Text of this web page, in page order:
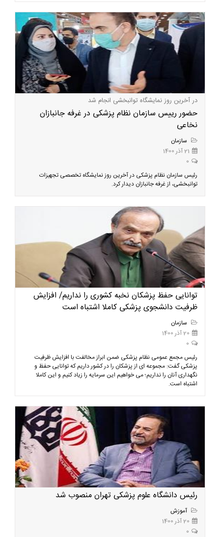
در آخرین روز نمایشگاه توانبخشی انجام شد
حضور رییس سازمان نظام پزشکی در غرفه جانبازان
نخاعی
سازمان
21 آذر 1400
0
رئیس سازمان نظام پزشکی در آخرین روز نمایشگاه تخصصی تجهیزات
توانبخشی، از غرفه جانبازان دیدار کرد.
توانایی حفظ پزشکان نخبه کشوری را نداریم/ افزایش
ظرفیت دانشجوی پزشکی کاملا اشتباه است
سازمان
20 آذر 1400
0
رئیس مجمع عمومی نظام پزشکی ضمن ابراز مخالفت با افزایش ظرفیت
پزشکی گفت: مجموعه ای از پزشکان را در کشور داریم که توانایی حفظ و
نگهداری آنان را نداریم؛ می خواهیم این سرمایه را زیاد کنیم و این کاملا
اشتباه است.
رئیس دانشگاه علوم پزشکی تهران منصوب شد
آموزش
20 آذر 1400
0